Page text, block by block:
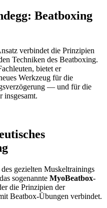
Beatboxing
verbindet die Prinzipien
Techniken des Beatboxing.
bietet er
Werkzeug für die
— und für die
insgesamt.
gezielten Muskeltrainings
sogenannte MyoBeatbox-
die Prinzipien der
Beatbox-Übungen verbindet.